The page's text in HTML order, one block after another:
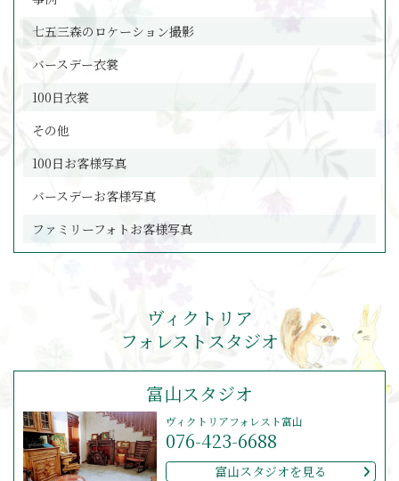
七五三森のロケーション撮影
バースデー衣裳
100日衣裳
その他
100日お客様写真
バースデーお客様写真
ファミリーフォトお客様写真
ヴィクトリア
フォレストスタジオ
富山スタジオ
ヴィクトリアフォレスト富山
076-423-6688
富山スタジオを見る